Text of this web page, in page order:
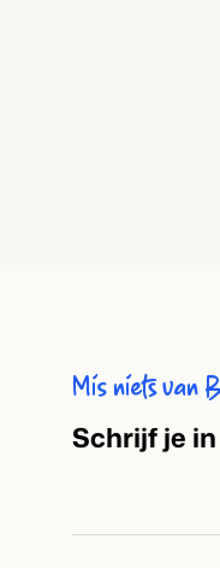
Mis niets van
Schrijf je